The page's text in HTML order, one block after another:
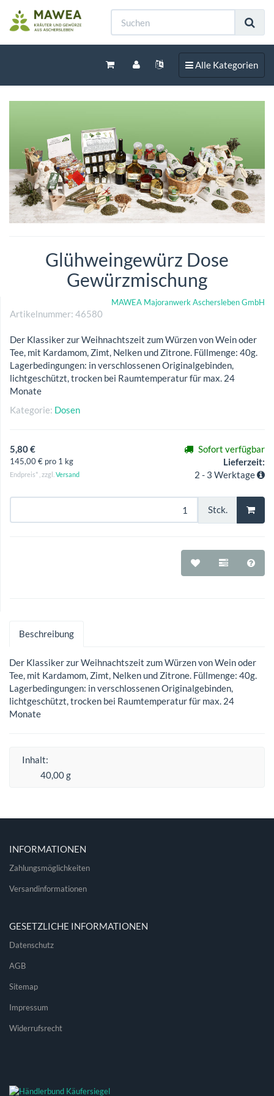
Toggle navigation
Alle Kategorien
Glühweingewürz Dose
Gewürzmischung
MAWEA Majoranwerk Aschersleben GmbH
Artikelnummer: 46580
Der Klassiker zur Weihnachtszeit zum Würzen von Wein oder
Tee, mit Kardamom, Zimt, Nelken und Zitrone. Füllmenge: 40g.
Lagerbedingungen: in verschlossenen Originalgebinden,
lichtgeschützt, trocken bei Raumtemperatur für max. 24
Monate
Kategorie: Dosen
5,80 €
145,00 € pro 1 kg
Endpreis* , zzgl. Versand
Sofort verfügbar
Lieferzeit:
2 - 3 Werktage
Stck.
Beschreibung
Der Klassiker zur Weihnachtszeit zum Würzen von Wein oder
Tee, mit Kardamom, Zimt, Nelken und Zitrone. Füllmenge: 40g.
Lagerbedingungen: in verschlossenen Originalgebinden,
lichtgeschützt, trocken bei Raumtemperatur für max. 24
Monate
Inhalt:
40,00 g
INFORMATIONEN
Zahlungsmöglichkeiten
Versandinformationen
GESETZLICHE INFORMATIONEN
Datenschutz
AGB
Sitemap
Impressum
Widerrufsrecht